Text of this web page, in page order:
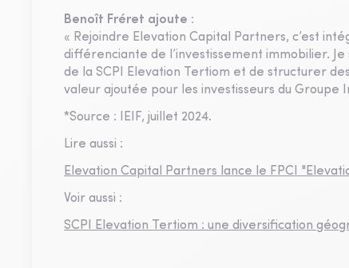
Benoît Fréret ajoute :
« Rejoindre Elevation Capital Partners, c’est
différenciante de l’investissement immobilier.
de la SCPI Elevation Tertiom et de structurer
valeur ajoutée pour les investisseurs du Groupe
*Source : IEIF, juillet 2024.
Lire aussi :
Elevation Capital Partners lance le FPCI
Voir aussi :
SCPI Elevation Tertiom : une diversification